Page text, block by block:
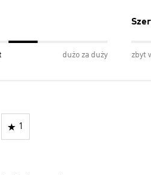
dużo za duży zbyt
1